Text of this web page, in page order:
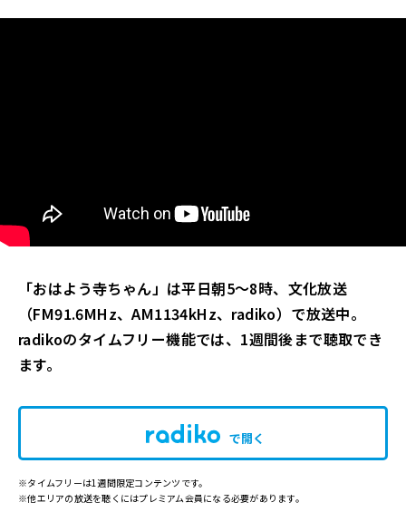
「おはよう寺ちゃん」は平日朝5～8時、文化放送
（FM91.6MHz、AM1134kHz、radiko） で放送中。
radikoのタイムフリー機能では、1週間後まで聴取でき
ます。
で開く
※タイムフリーは1週間限定コンテンツです。
※他エリアの放送を聴くにはプレミアム会員になる必要があります。